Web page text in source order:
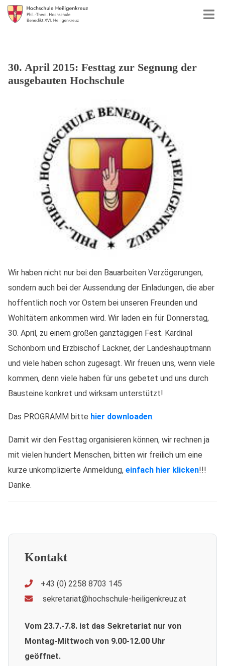
30. April 2015: Festtag zur Segnung der
ausgebauten Hochschule
Wir haben nicht nur bei den Bauarbeiten Verzögerungen,
sondern auch bei der Aussendung der Einladungen, die aber
hoffentlich noch vor Ostern bei unseren Freunden und
Wohltätern ankommen wird. Wir laden ein für Donnerstag,
30. April, zu einem großen ganztägigen Fest. Kardinal
Schönborn und Erzbischof Lackner, der Landeshauptmann
und viele haben schon zugesagt. Wir freuen uns, wenn viele
kommen, denn viele haben für uns gebetet und uns durch
Bausteine konkret und wirksam unterstützt!
Das PROGRAMM bitte hier downloaden.
Damit wir den Festtag organisieren können, wir rechnen ja
mit vielen hundert Menschen, bitten wir freilich um eine
kurze unkomplizierte Anmeldung, einfach hier klicken!!!
Danke.
Kontakt
+43 (0) 2258 8703 145
sekretariat@hochschule-heiligenkreuz.at
Vom 23.7.-7.8. ist das Sekretariat nur von
Montag-Mittwoch von 9.00-12.00 Uhr
geöffnet.